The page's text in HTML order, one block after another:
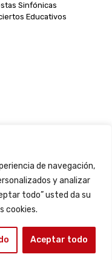
de navegación,
y analizar
todo” usted da su
cookies.
Aceptar todo
Sinfónicas
Educativos